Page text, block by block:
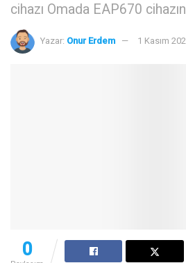
cihazı Omada EAP670
Yazar: Onur Erdem 1 Kasım
0